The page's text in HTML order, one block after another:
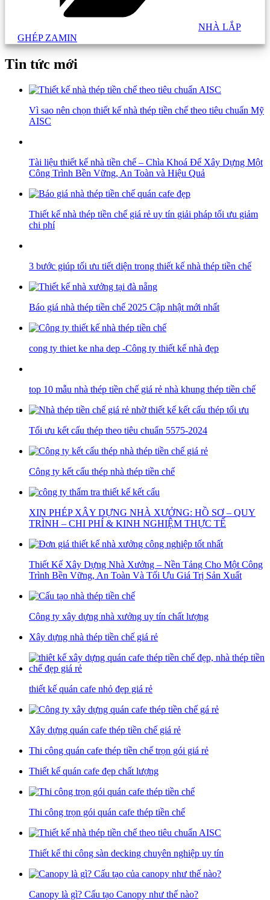
NHÀ LẮP
GHÉP ZAMIN
Tin tức mới
Vì sao nên chọn thiết kế nhà thép tiền chế theo tiêu chuẩn Mỹ
AISC
Tài liệu thiết kế nhà tiền chế – Chìa Khoá Để Xây Dựng Một
Công Trình Bền Vững, An Toàn và Hiệu Quả
Thiết kế nhà thép tiền chế giá rẻ uy tín giải pháp tối ưu giảm
chi phí
3 bước giúp tối ưu tiết diện trong thiết kế nhà thép tiền chế
Báo giá nhà thép tiền chế 2025 Cập nhật mới nhất
cong ty thiet ke nha dep -Công ty thiết kế nhà đẹp
top 10 mẫu nhà thép tiền chế giá rẻ nhà khung thép tiền chế
Tối ưu kết cấu thép theo tiêu chuẩn 5575-2024
Công ty kết cấu thép nhà thép tiền chế
XIN PHÉP XÂY DỰNG NHÀ XƯỞNG: HỒ SƠ – QUY
TRÌNH – CHI PHÍ & KINH NGHIỆM THỰC TẾ
Thiết Kế Xây Dựng Nhà Xưởng – Nền Tảng Cho Một Công
Trình Bền Vững, An Toàn Và Tối Ưu Giá Trị Sản Xuất
Công ty xây dựng nhà xưởng uy tín chất lượng
Xây dựng nhà thép tiền chế giá rẻ
thiết kế quán cafe nhỏ đẹp giá rẻ
Xây dựng quán cafe thép tiền chế giá rẻ
Thi công quán cafe thép tiền chế trọn gói giá rẻ
Thiết kế quán cafe đẹp chất lượng
Thi công trọn gói quán cafe thép tiền chế
Thiết kế thi công sàn decking chuyên nghiệp uy tín
Canopy là gì? Cấu tạo Canopy như thế nào?